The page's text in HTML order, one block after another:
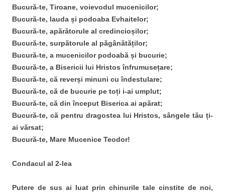
Bucură-te, Tiroane, voievodul mucenicilor;
Bucură-te, lauda și podoaba Evhaitelor;
Bucură-te, apărătorule al credincioșilor;
Bucură-te, surpătorule al păgânătăților;
Bucură-te, a mucenicilor podoabă și bucurie;
Bucură-te, a Bisericii lui Hristos înfrumusețare;
Bucură-te, că reverși minuni cu îndestulare;
Bucură-te, că de bucurie pe toți i-ai umplut;
Bucură-te, că din început Biserica ai apărat;
Bucură-te, că pentru dragostea lui Hristos, sângele tău ți-
ai vărsat;
Bucură-te, Mare Mucenice Teodor!
Condacul al 2-lea
Putere de sus ai luat prin chinurile tale cinstite de noi,